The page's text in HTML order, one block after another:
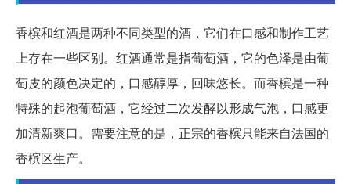
香槟和红酒是两种不同类型的酒，它们在口感和制作工艺
上存在一些区别。红酒通常是指葡萄酒，它的色泽是由葡
萄皮的颜色决定的，口感醇厚，回味悠长。而香槟是一种
特殊的起泡葡萄酒，它经过二次发酵以形成气泡，口感更
加清新爽口。需要注意的是，正宗的香槟只能来自法国的
香槟区生产。